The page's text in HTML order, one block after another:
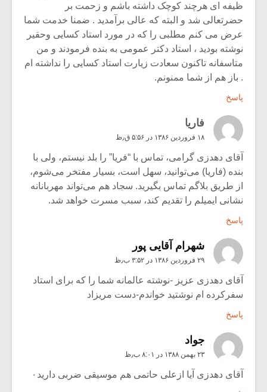
ظیفه ای هرچند کوچک داشته باشم و زحمت بر
حضرتعالی شد و البته که عالی برآمدید . ضمنا خدمت شما
عرض می کنم مطلبی را که در مورد استاد کسایی وحقیر
نوشته بودید ، استاد دکتر عمومی به بنده فرمودند و من
متاسفانه تاکنون سعادت زیارت استاد کسایی را نداشته ام
. باز هم از شما ممنونم.
پاسخ
فاریا
۱۸ فروردین ۱۳۸۶ در ۵:۵۶ ق٫ظ
آقای دهدزی گرامی، تماس با “فریا” را بلد نیستم، ولی با
بنده (فاریا) می‌توانید، سهل است، بسیار مفتخر می‌شوم،
از طریق بلاگم تماس بگیرید. سجاد هم می‌تواند مهربانانه
نشانی ایمیلم را تقدیم کند، سبب مسرت خواهد شد.
پاسخ
شهرام آقایی پور
۲۹ فروردین ۱۳۸۶ در ۳:۵۲ ب٫ظ
آقای دهدزی عزیز -نوشته عالمانه شما را که برای استاد
سفرکرده ام نوشتید خواندم-دست مریزاد
پاسخ
جواد
۲۳ بهمن ۱۳۸۸ در ۸:۰۱ ب٫ظ
آقای دهدزی آیا ازعلی حاتمی هم موسیقی ضربی دارید۰